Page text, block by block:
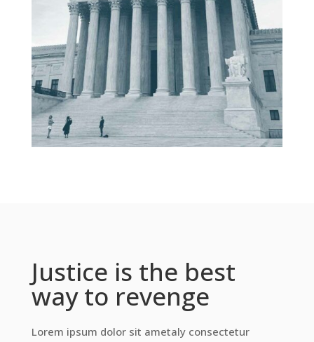
Justice is the best
way to revenge
Lorem ipsum dolor sit ametaly consectetur